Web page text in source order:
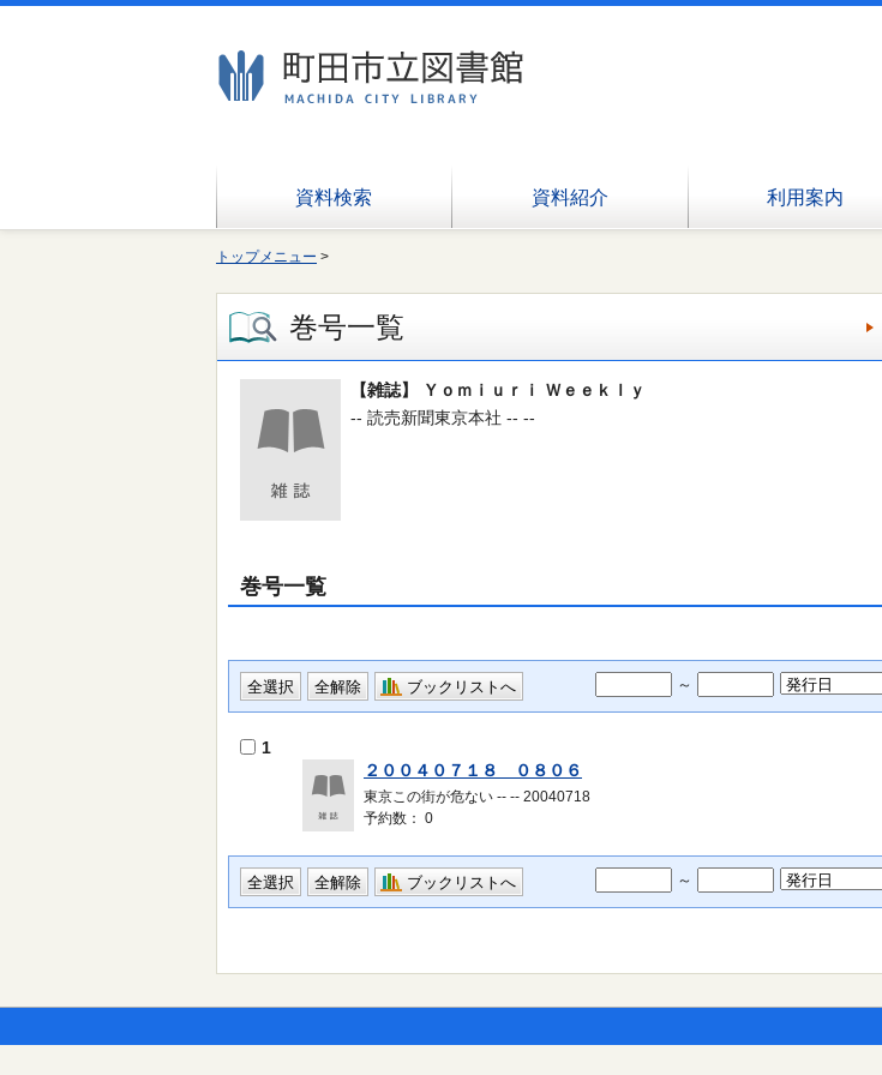
資料検索 資料紹介 利用案内
トップメニュー >
巻号一覧
【雑誌】 Ｙｏｍｉｕｒｉ Ｗｅｅｋｌｙ
-- 読売新聞東京本社 -- --
巻号一覧
ブックリストへ ～
1
２００４０７１８ ０８０６
東京この街が危ない -- -- 20040718
予約数： 0
ブックリストへ ～